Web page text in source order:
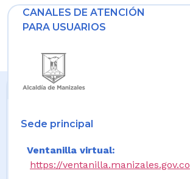
CANALES DE ATENCIÓN
PARA USUARIOS
Sede principal
Ventanilla virtual:
https://ventanilla.manizales.gov.co